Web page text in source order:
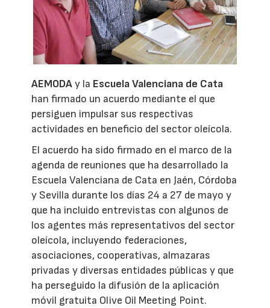
AEMODAy la Escuela Valenciana de Cata
han firmado un acuerdo mediante el que
persiguen impulsar sus respectivas
actividades en beneficio del sector oleícola.
El acuerdo ha sido firmado en el marco de la
agenda de reuniones que ha desarrollado la
Escuela Valenciana de Cata en Jaén, Córdoba
y Sevilla durante los días 24 a 27 de mayo y
que ha incluido entrevistas con algunos de
los agentes más representativos del sector
oleícola, incluyendo federaciones,
asociaciones, cooperativas, almazaras
privadas y diversas entidades públicas y que
ha perseguido la difusión de la aplicación
móvil gratuita Olive Oil Meeting Point.